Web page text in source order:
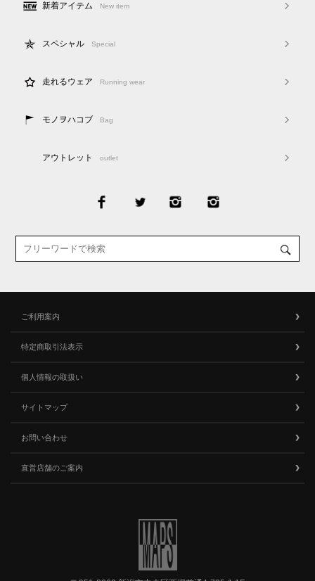
新着アイテム New item
スペシャル Special
走れるウェア Running wear
モノヲハコブ Bag
アウトレット outlet
ご利用案内
特定商取引法表示
個人情報の取扱い
サイトマップ
お問い合わせ
直営店舗のご案内